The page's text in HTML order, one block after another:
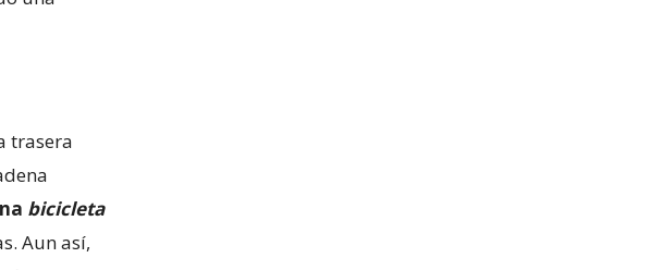
trasera
bicicleta
Aun así,